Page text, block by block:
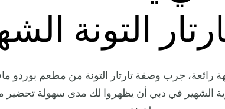
التونة
جرب وصفة تارتار التونة من مطعم بوردو
الشهير في دبي أن يظهروا لك مدى سهولة تحضير